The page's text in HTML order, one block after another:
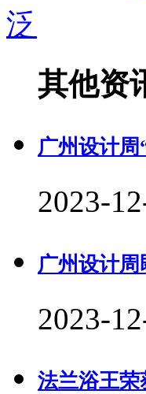
泛
其他资
广州设计
2023-
广州设计
2023-
法兰浴王荣